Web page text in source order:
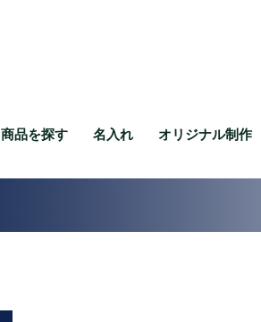
商品を探す 名入れ オリジナル制作